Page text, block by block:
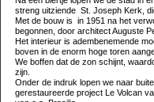
streng uitziende St. Joseph Kerk,
Met de bouw is in 1951 na het
begonnen, door architect Auguste
Het interieur is adembenemende
boven in de enorm hoge toren
We boffen dat de zon schijnt,
zijn.
Onder de indruk lopen we naar
gerestaureerde project Le Volcan